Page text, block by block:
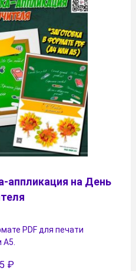
аппликация на День
PDF для печати
₽